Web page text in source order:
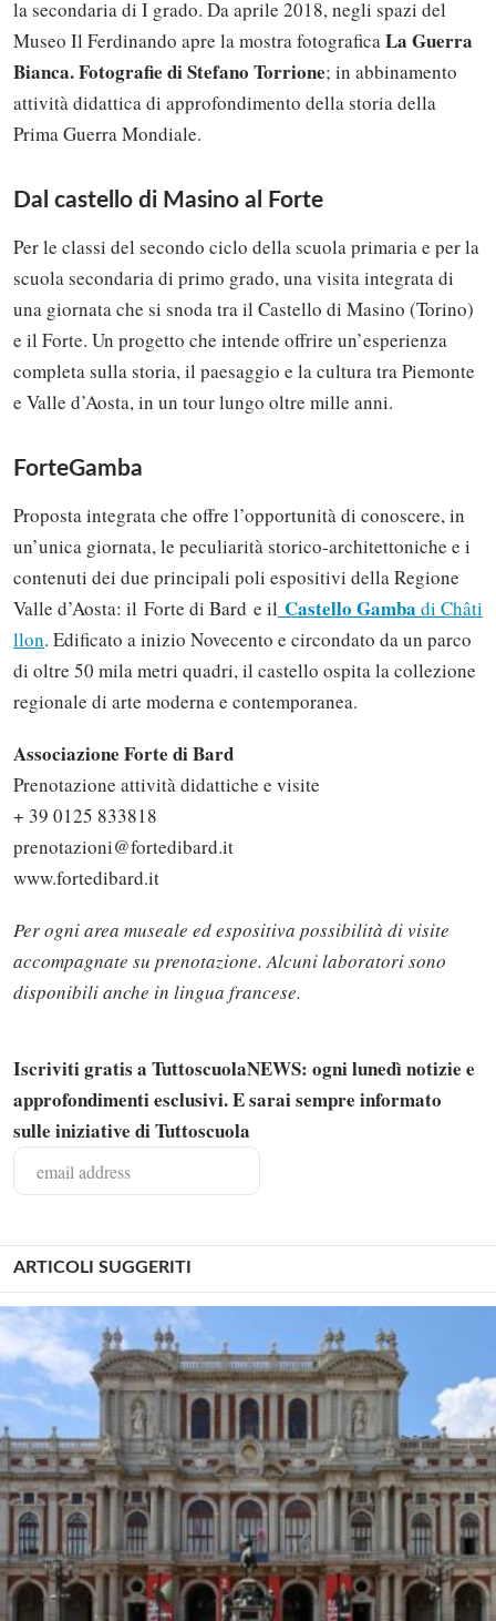
la secondaria di I grado. Da aprile 2018, negli spazi del
Museo Il Ferdinando apre la mostra fotograficaLa Guerra
Bianca. Fotografie di Stefano Torrione; in abbinamento
attività didattica di approfondimento della storia della
Prima Guerra Mondiale.
Dal castello di Masino al Forte
Per le classi del secondo ciclo della scuola primaria e per la
scuola secondaria di primo grado, una visita integrata di
una giornata che si snoda tra il Castello di Masino (Torino)
e il Forte. Un progetto che intende offrire un’esperienza
completa sulla storia, il paesaggio e la cultura tra Piemonte
e Valle d’Aosta, in un tour lungo oltre mille anni.
ForteGamba
Proposta integrata che offre l’opportunità di conoscere, in
un’unica giornata, le peculiarità storico-architettoniche e i
contenuti dei due principali poli espositivi della Regione
Valle d’Aosta: il Forte di Bard e il Castello Gamba di Châti
llon. Edificato a inizio Novecento e circondato da un parco
di oltre 50 mila metri quadri, il castello ospita la collezione
regionale di arte moderna e contemporanea.
Associazione Forte di Bard
Prenotazione attività didattiche e visite
+ 39 0125 833818
prenotazioni@fortedibard.it
www.fortedibard.it
Per ogni area museale ed espositiva possibilità di visite
accompagnate su prenotazione. Alcuni laboratori sono
disponibili anche in lingua francese.
Iscriviti gratis a TuttoscuolaNEWS: ogni lunedì notizie e
approfondimenti esclusivi. E sarai sempre informato
sulle iniziative di Tuttoscuola
ARTICOLI SUGGERITI